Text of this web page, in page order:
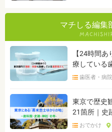
マチしる編集
【24時間
療している
歯医者・病院
東京で歴史
21箇所｜史
おでかけ